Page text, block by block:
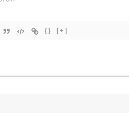
{} [+]